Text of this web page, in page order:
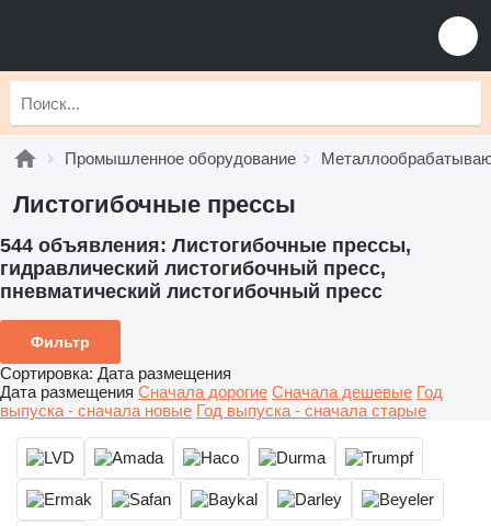
Промышленное оборудование
Листогибочные прессы
544 объявления: Листогибочные прессы,
гидравлический листогибочный пресс,
пневматический листогибочный пресс
Фильтр
Сортировка: Дата размещения
Дата размещения Сначала дорогие Сначала дешевые Год
выпуска - сначала новые Год выпуска - сначала старые